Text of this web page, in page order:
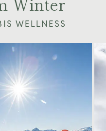
WELLNESS